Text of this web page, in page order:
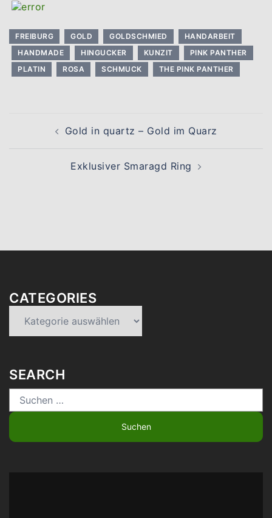
FREIBURG GOLD GOLDSCHMIED
HANDARBEIT
HANDMADE
HINGUCKER KUNZIT
PINK PANTHER
PLATIN
ROSA SCHMUCK THE PINK PANTHER
Beitragsnavigation
Gold in quartz – Gold im Quarz
Exklusiver Smaragd Ring
CATEGORIES
SEARCH
Suchen
nach: